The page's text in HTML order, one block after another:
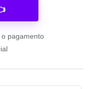
pagamento